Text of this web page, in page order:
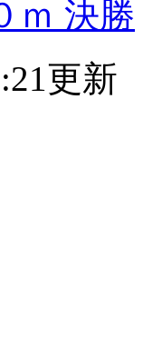
ｍ 決勝
更新